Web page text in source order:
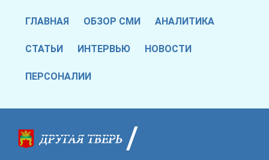
ГЛАВНАЯ ОБЗОР СМИ АНАЛИТИКА
СТАТЬИ ИНТЕРВЬЮ НОВОСТИ
ПЕРСОНАЛИИ